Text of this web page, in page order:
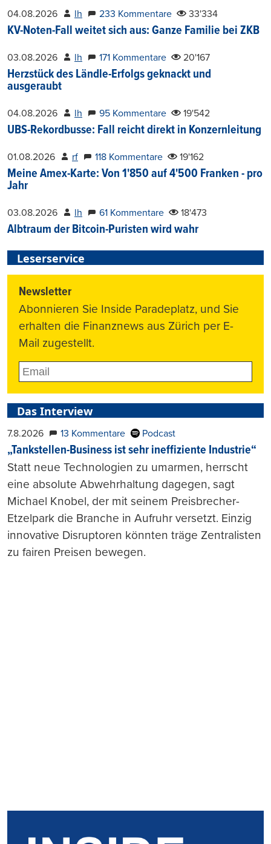
04.08.2026 lh 233 Kommentare 33'334
KV-Noten-Fall weitet sich aus: Ganze Familie bei ZKB
03.08.2026 lh 171 Kommentare 20'167
Herzstück des Ländle-Erfolgs geknackt und
ausgeraubt
04.08.2026 lh 95 Kommentare 19'542
UBS-Rekordbusse: Fall reicht direkt in Konzernleitung
01.08.2026 rf 118 Kommentare 19'162
Meine Amex-Karte: Von 1'850 auf 4'500 Franken - pro
Jahr
03.08.2026 lh 61 Kommentare 18'473
Albtraum der Bitcoin-Puristen wird wahr
Leserservice
Newsletter
Abonnieren Sie Inside Paradeplatz, und Sie
erhalten die Finanznews aus Zürich per E-
Mail zugestellt.
Das Interview
7.8.2026 13 Kommentare Podcast
„Tankstellen-Business ist sehr ineffiziente Industrie“
Statt neue Technologien zu umarmen, herrscht
eine absolute Abwehrhaltung dagegen, sagt
Michael Knobel, der mit seinem Preisbrecher-
Etzelpark die Branche in Aufruhr versetzt. Einzig
innovative Disruptoren könnten träge Zentralisten
zu fairen Preisen bewegen.